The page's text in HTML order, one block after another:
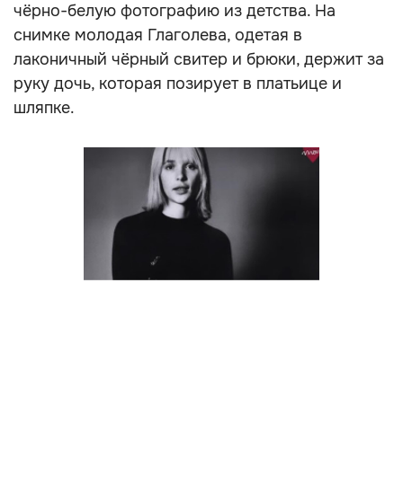
чёрно-белую фотографию из детства. На
снимке молодая Глаголева, одетая в
лаконичный чёрный свитер и брюки, держит за
руку дочь, которая позирует в платьице и
шляпке.